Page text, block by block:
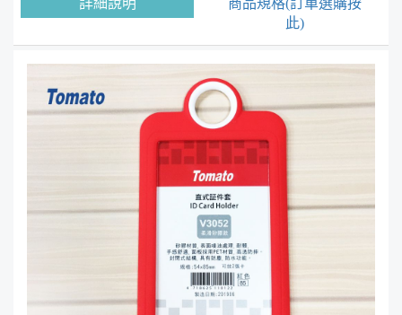
此)